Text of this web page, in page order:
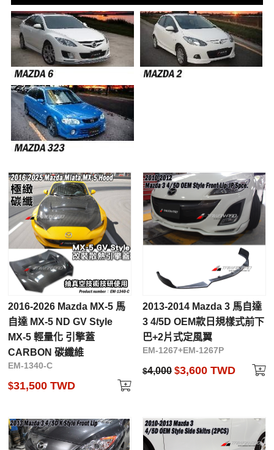
2016-2026 Mazda MX-5 馬
自達 MX-5 ND GV Style
MX-5 輕量化 引擎蓋
CARBON 碳纖維
EM-1340-C
$31,500 TWD
2013-2014 Mazda 3 馬自達
3 4/5D OEM款日規樣式前下
巴+2片式定風翼
EM-1267+EM-1267P
$4,000 $3,600 TWD